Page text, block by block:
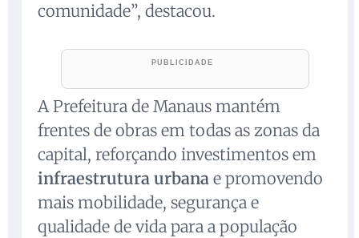
comunidade”, destacou.
A Prefeitura de Manaus mantém
frentes de obras em todas as zonas da
capital, reforçando investimentos em
infraestrutura urbana e promovendo
mais mobilidade, segurança e
qualidade de vida para a população